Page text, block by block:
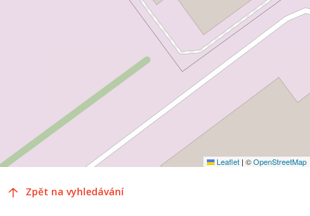
Leaflet | ©OpenStreetMap
Zpět na vyhledávání